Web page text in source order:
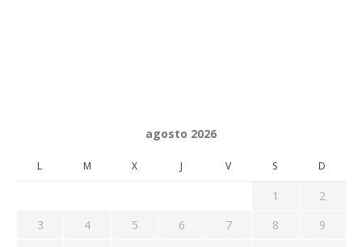
agosto 2026
L M X J V S D
1
2
3
4 5 6 7 8
9